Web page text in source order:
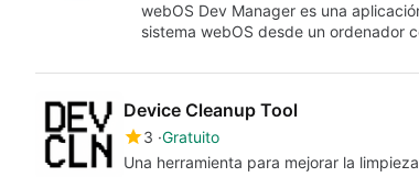
webOS Dev Manager es una
sistema webOS desde un ordenador
Device Cleanup Tool
3 Gratuito
Una herramienta para mejorar la